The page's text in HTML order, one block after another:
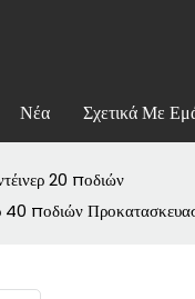
Νέα Σχετικά Με
20 ποδιών
ποδιών